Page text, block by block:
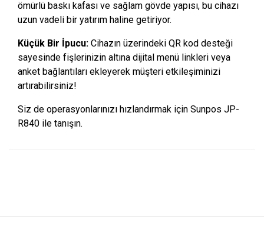
ömürlü baskı kafası ve sağlam gövde yapısı, bu cihazı
uzun vadeli bir yatırım haline getiriyor.
Küçük Bir İpucu: Cihazın üzerindeki QR kod desteği
sayesinde fişlerinizin altına dijital menü linkleri veya
anket bağlantıları ekleyerek müşteri etkileşiminizi
artırabilirsiniz!
Siz de operasyonlarınızı hızlandırmak için Sunpos JP-
R840 ile tanışın.